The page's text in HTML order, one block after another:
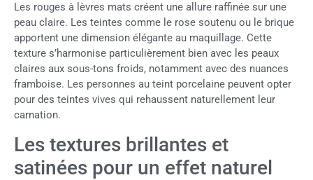
Les rouges à lèvres mats créent une allure raffinée sur une
peau claire. Les teintes comme le rose soutenu ou le brique
apportent une dimension élégante au maquillage. Cette
texture s’harmonise particulièrement bien avec les peaux
claires aux sous-tons froids, notamment avec des nuances
framboise. Les personnes au teint porcelaine peuvent opter
pour des teintes vives qui rehaussent naturellement leur
carnation.
Les textures brillantes et
satinées pour un effet naturel